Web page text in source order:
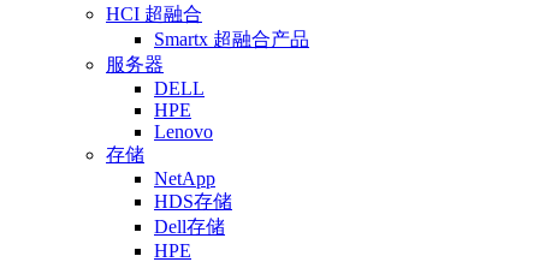
HCI 超融合
Smartx 超融合产品
服务器
DELL
HPE
Lenovo
存储
NetApp
HDS存储
Dell存储
HPE